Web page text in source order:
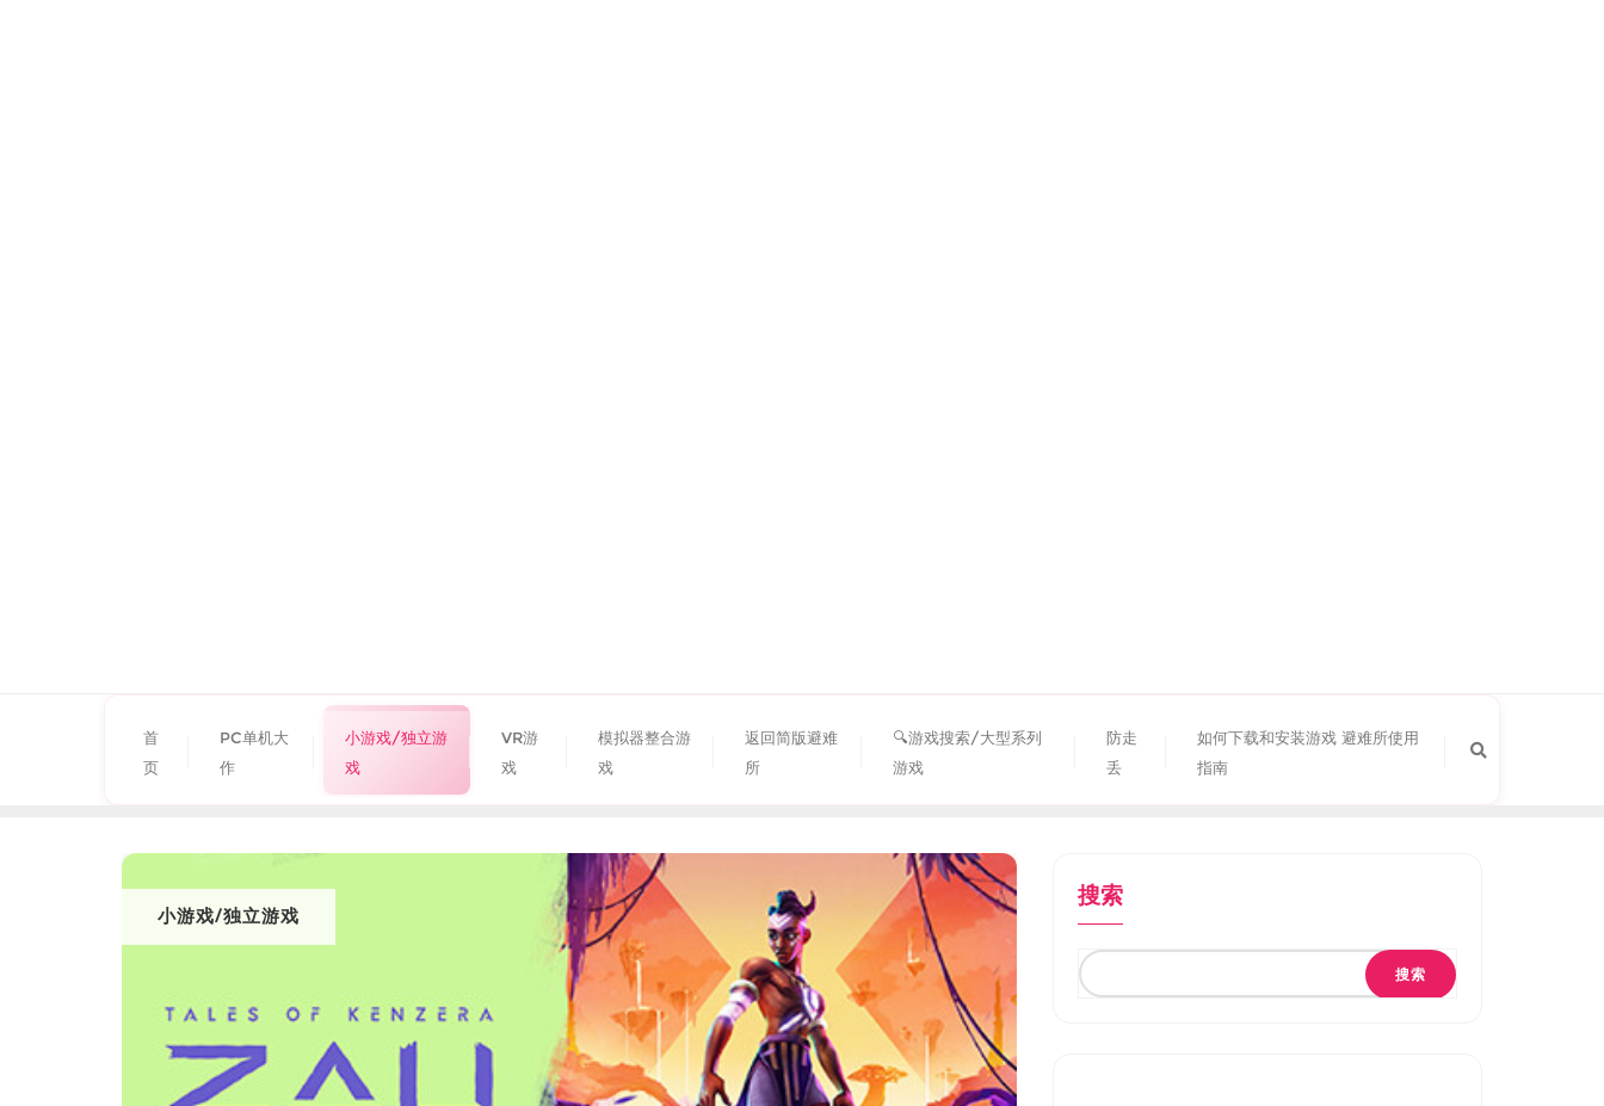
首
页
PC单机大
作
小游戏/独立游
戏
VR游
戏
模拟器整合游
戏
返回简版避难
所
🔍游戏搜索/大型系列
游戏
防走
丢
如何下载和安装游戏 避难所使用
指南
小游戏/独立游戏
搜索
搜索